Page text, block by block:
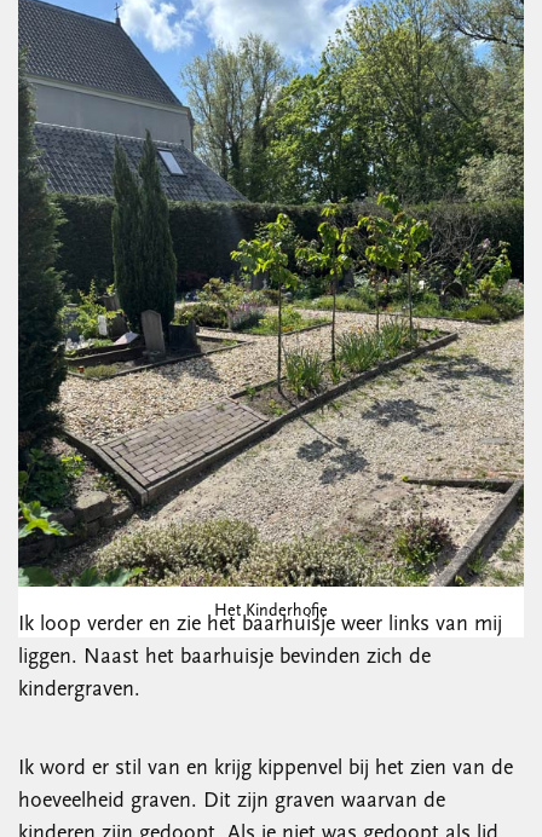
Het Kinderhofje
Ik loop verder en zie het baarhuisje weer links van mij
liggen. Naast het baarhuisje bevinden zich de
kindergraven.
Ik word er stil van en krijg kippenvel bij het zien van de
hoeveelheid graven. Dit zijn graven waarvan de